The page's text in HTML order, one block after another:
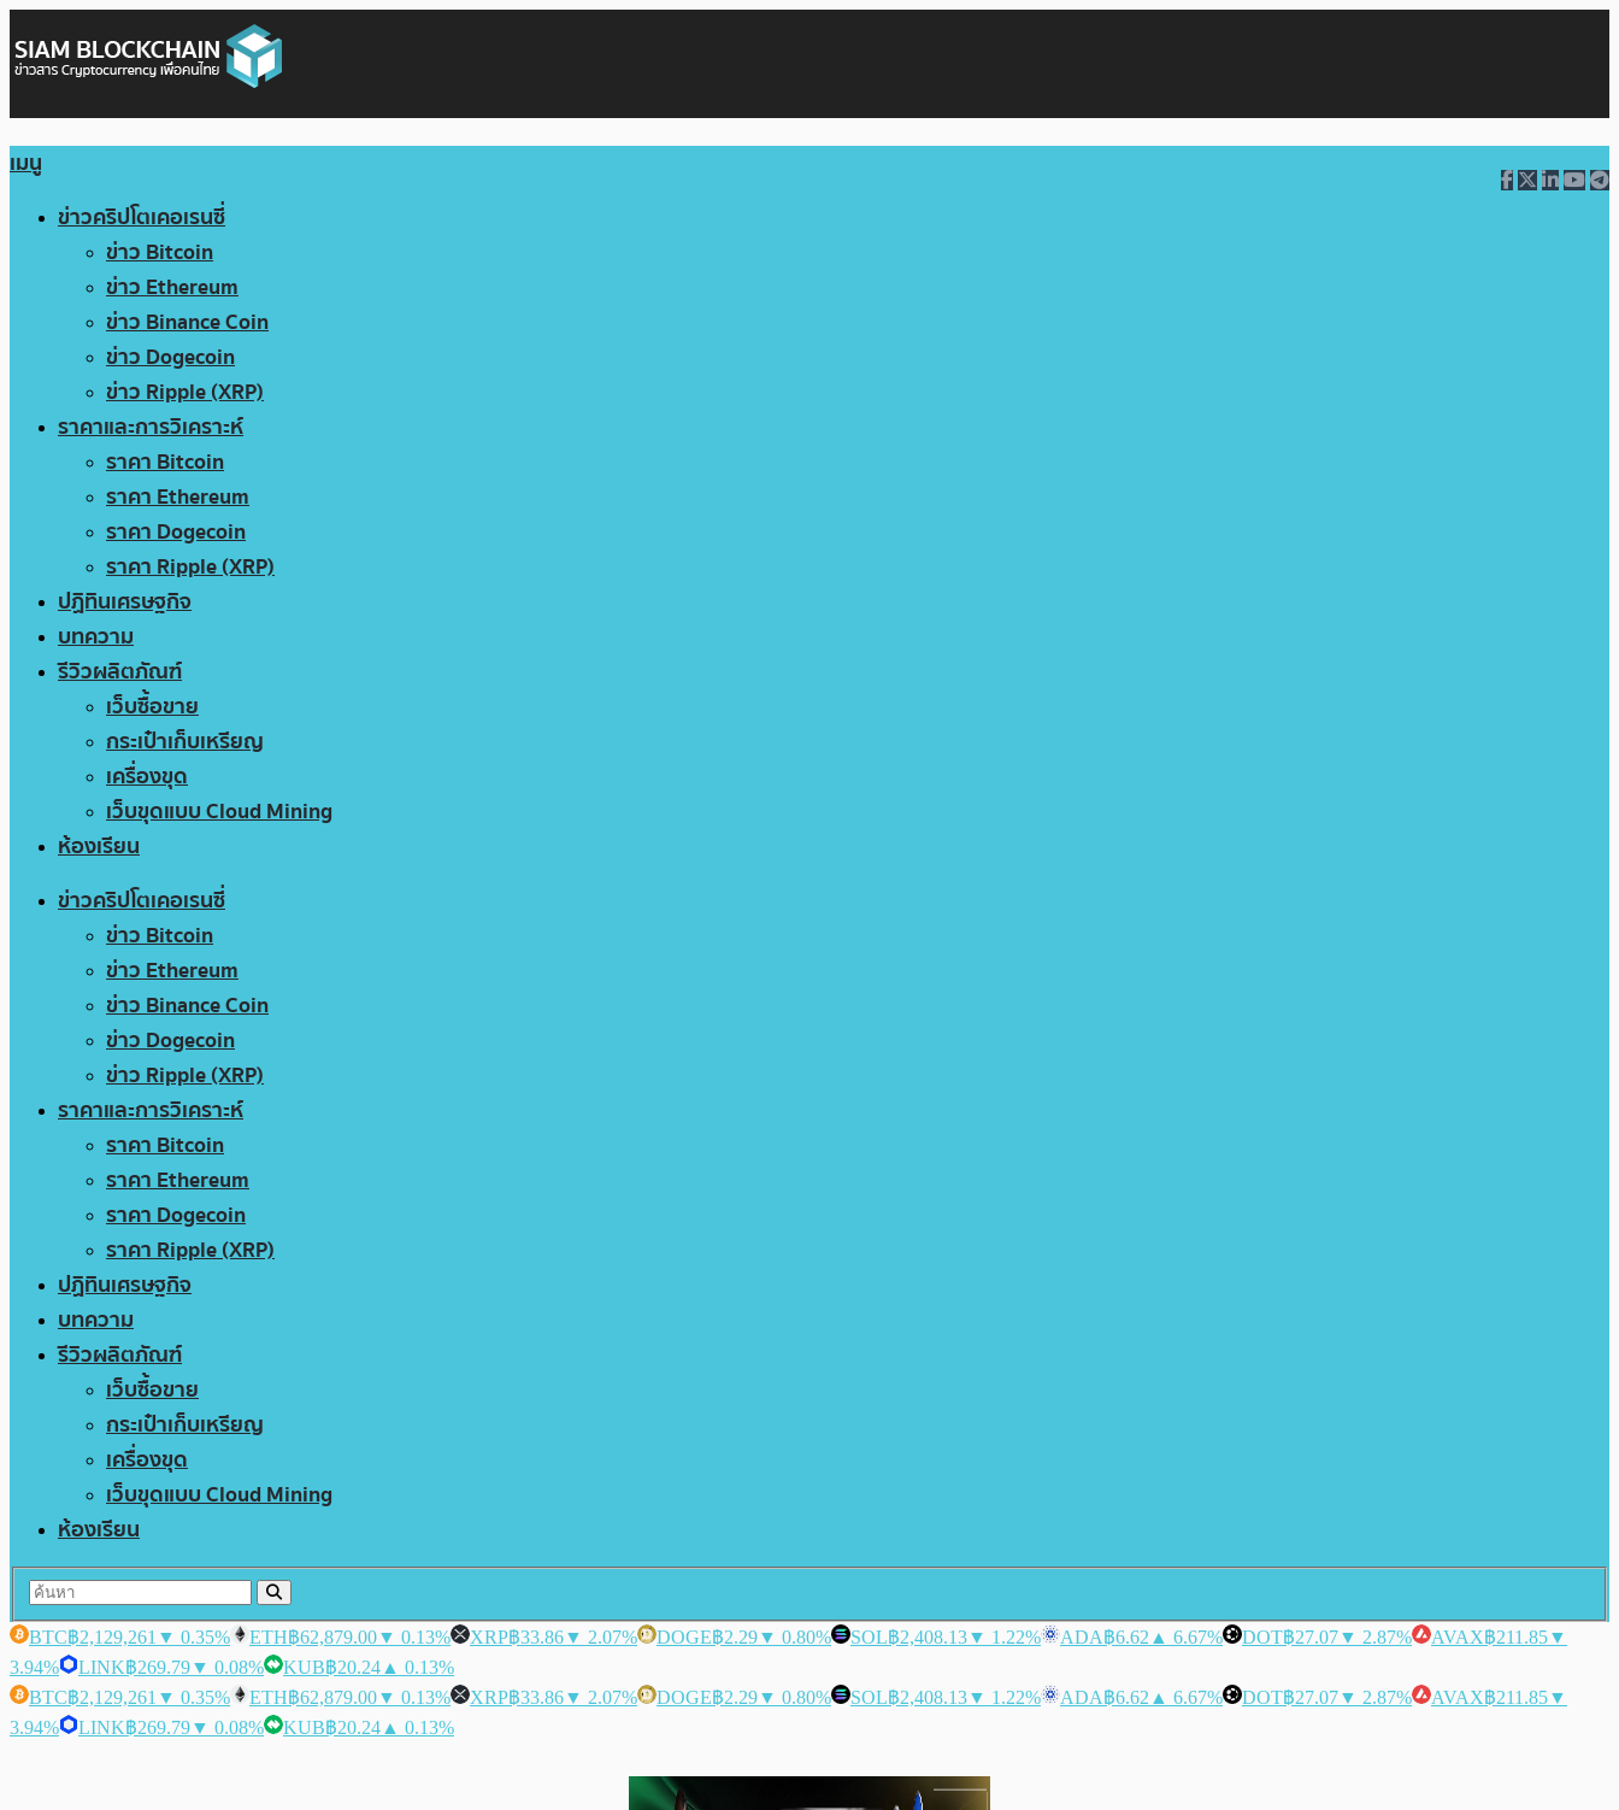
เมนู
ข่าวคริปโตเคอเรนซี่
ข่าว Bitcoin
ข่าว Ethereum
ข่าว Binance Coin
ข่าว Dogecoin
ข่าว Ripple (XRP)
ราคาและการวิเคราะห์
ราคา Bitcoin
ราคา Ethereum
ราคา Dogecoin
ราคา Ripple (XRP)
ปฏิทินเศรษฐกิจ
บทความ
รีวิวผลิตภัณฑ์
เว็บซื้อขาย
กระเป๋าเก็บเหรียญ
เครื่องขุด
เว็บขุดแบบ Cloud Mining
ห้องเรียน
ข่าวคริปโตเคอเรนซี่
ข่าว Bitcoin
ข่าว Ethereum
ข่าว Binance Coin
ข่าว Dogecoin
ข่าว Ripple (XRP)
ราคาและการวิเคราะห์
ราคา Bitcoin
ราคา Ethereum
ราคา Dogecoin
ราคา Ripple (XRP)
ปฏิทินเศรษฐกิจ
บทความ
รีวิวผลิตภัณฑ์
เว็บซื้อขาย
กระเป๋าเก็บเหรียญ
เครื่องขุด
เว็บขุดแบบ Cloud Mining
ห้องเรียน
BTC฿2,129,261 ▼ 0.35% ETH฿62,879.00▼ 0.13% XRP฿33.86▼ 2.07% DOGE฿2.29▼ 0.80% SOL฿2,408.13▼ 1.22% ADA฿6.62 ▲ 6.67% DOT฿27.07▼ 2.87% AVAX฿211.85▼
3.94%
LINK฿269.79▼ 0.08% KUB฿20.24 ▲ 0.13%
BTC฿2,129,261 ▼ 0.35% ETH฿62,879.00▼ 0.13% XRP฿33.86▼ 2.07% DOGE฿2.29▼ 0.80% SOL฿2,408.13▼ 1.22% ADA฿6.62 ▲ 6.67% DOT฿27.07▼ 2.87% AVAX฿211.85▼
3.94%
LINK฿269.79▼ 0.08% KUB฿20.24 ▲ 0.13%